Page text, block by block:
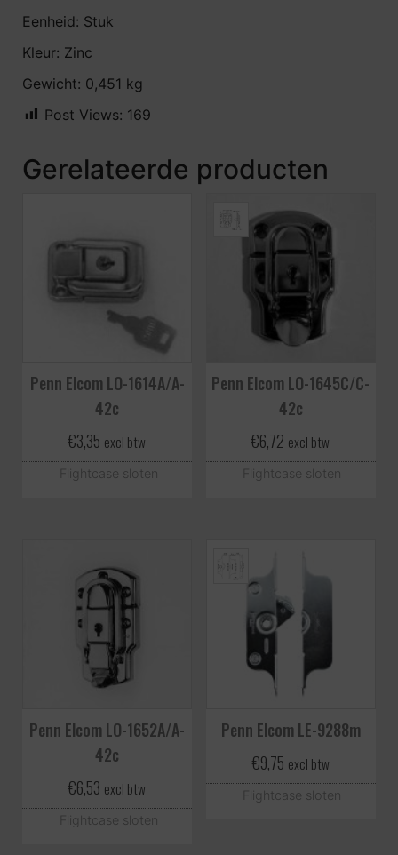
Eenheid: Stuk
Kleur: Zinc
Gewicht: 0,451 kg
Post Views: 169
Gerelateerde producten
Penn Elcom LO-1614A/A-
42c
€3,35 excl btw
Flightcase sloten
Penn Elcom LO-1645C/C-
42c
€6,72 excl btw
Flightcase sloten
Penn Elcom LO-1652A/A-
42c
€6,53 excl btw
Flightcase sloten
Penn Elcom LE-9288m
€9,75 excl btw
Flightcase sloten